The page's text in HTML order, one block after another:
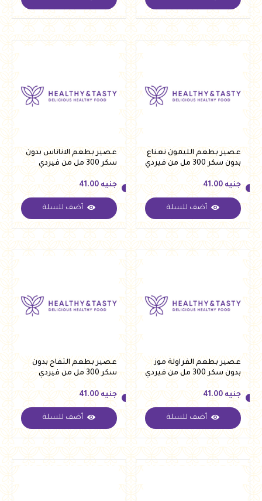
جنيه جنيه
عصير بطعم الليمون نعناع
بدون سكر 300 مل من فيردي
جنيه
جنيه 41.00
أضف للسلة
عصير بطعم الاناناس بدون
سكر 300 مل من فيردي
جنيه
جنيه 41.00
أضف للسلة
عصير بطعم الفراولة موز
بدون سكر 300 مل من فيردي
جنيه
جنيه 41.00
أضف للسلة
عصير بطعم التفاح بدون
سكر 300 مل من فيردي
جنيه
جنيه 41.00
أضف للسلة